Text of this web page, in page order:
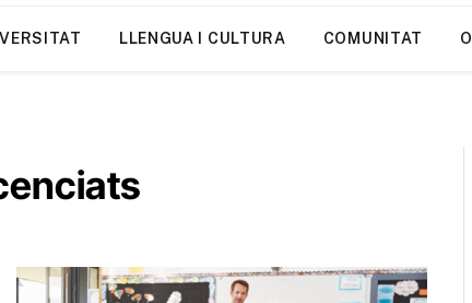
LLENGUA I CULTURA COMUNITAT